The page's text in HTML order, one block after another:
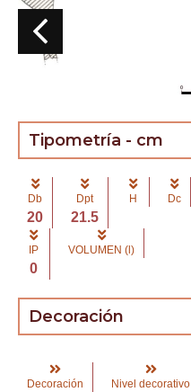
Tipometría - cm
Db
20
Dpt
21.5
H Dc
IP
0
VOLUMEN (l)
Decoración
Decoración Nivel decorativo